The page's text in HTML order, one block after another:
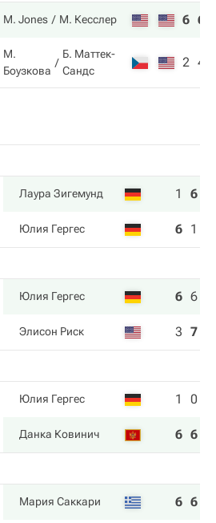
M. Jones М. Кесслер 6 6
М.
Боузкова
Б. Маттек-
Сандс
2 4
Лаура Зигемунд 1 6
Юлия Гергес 6 1
Юлия Гергес 6 6
Элисон Риск 3 7
Юлия Гергес 1 0
Данка Ковинич 6 6
Мария Саккари 6 6